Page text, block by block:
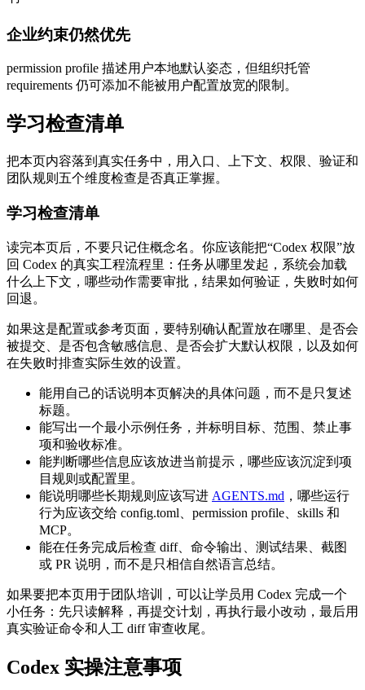
企业约束仍然优先
permission profile 描述用户本地默认姿态，但组织托管
requirements 仍可添加不能被用户配置放宽的限制。
学习检查清单
把本页内容落到真实任务中，用入口、上下文、权限、验证和
团队规则五个维度检查是否真正掌握。
学习检查清单
读完本页后，不要只记住概念名。你应该能把“Codex 权限”放
回 Codex 的真实工程流程里：任务从哪里发起，系统会加载
什么上下文，哪些动作需要审批，结果如何验证，失败时如何
回退。
如果这是配置或参考页面，要特别确认配置放在哪里、是否会
被提交、是否包含敏感信息、是否会扩大默认权限，以及如何
在失败时排查实际生效的设置。
能用自己的话说明本页解决的具体问题，而不是只复述
标题。
能写出一个最小示例任务，并标明目标、范围、禁止事
项和验收标准。
能判断哪些信息应该放进当前提示，哪些应该沉淀到项
目规则或配置里。
能说明哪些长期规则应该写进 AGENTS.md ，哪些运行
行为应该交给 config.toml、permission profile、skills 和
MCP。
能在任务完成后检查 diff、命令输出、测试结果、截图
或 PR 说明，而不是只相信自然语言总结。
如果要把本页用于团队培训，可以让学员用 Codex 完成一个
小任务：先只读解释，再提交计划，再执行最小改动，最后用
真实验证命令和人工 diff 审查收尾。
Codex 实操注意事项